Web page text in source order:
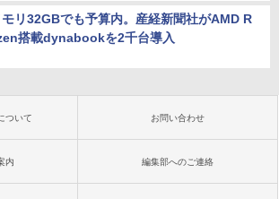
モリ32GBでも予算内。産経新聞社がAMD R
搭載dynabookを2千台導入
ついて お問い合わせ
内 編集部へのご連絡